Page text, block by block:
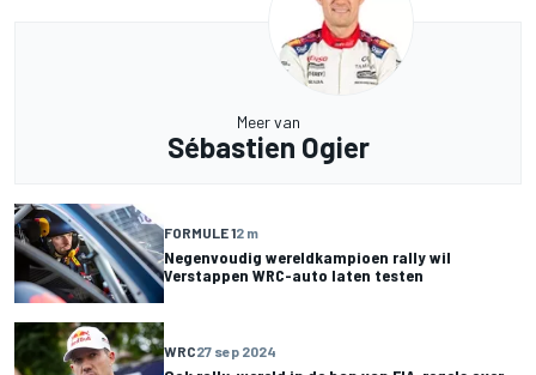
Meer van
Sébastien Ogier
FORMULE 12 m
Negenvoudig wereldkampioen rally wil
Verstappen WRC-auto laten testen
WRC27 sep 2024